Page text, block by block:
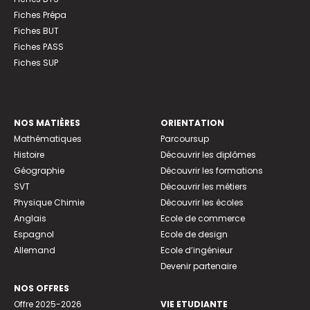
Fiches Prépa
Fiches BUT
Fiches PASS
Fiches SUP
NOS MATIÈRES
Mathématiques
Histoire
Géographie
SVT
Physique Chimie
Anglais
Espagnol
Allemand
NOS OFFRES
Offre 2025-2026
ORIENTATION
Parcoursup
Découvrir les diplômes
Découvrir les formations
Découvrir les métiers
Découvrir les écoles
Ecole de commerce
Ecole de design
Ecole d’ingénieur
Devenir partenaire
VIE ETUDIANTE